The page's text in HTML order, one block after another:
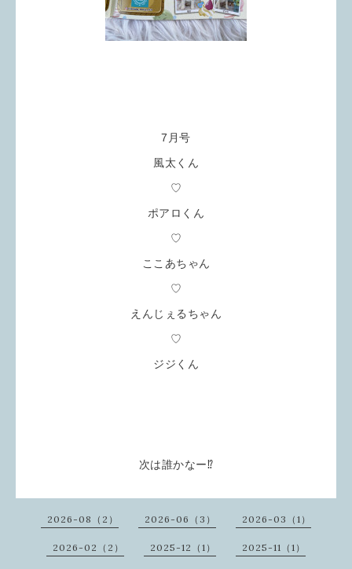
7月号
風太くん
♡
ポアロくん
♡
ここあちゃん
♡
えんじぇるちゃん
♡
ジジくん
次は誰かなー⁉
2026-08（2） 2026-06（3） 2026-03（1）
2026-02（2） 2025-12（1） 2025-11（1）